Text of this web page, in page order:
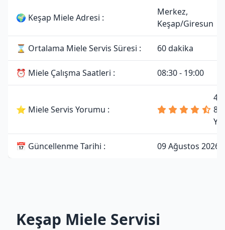
🌍 Keşap Miele Adresi :
Merkez,
Keşap/Giresun
⌛ Ortalama Miele Servis Süresi : 60 dakika
⏰ Miele Çalışma Saatleri : 08:30 - 19:00
⭐ Miele Servis Yorumu :
81
📅 Güncellenme Tarihi : 09 Ağustos 2026
Keşap Miele Servisi